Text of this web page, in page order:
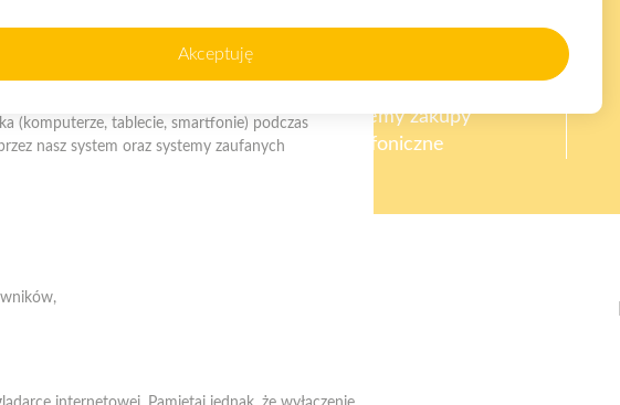
w systemie
ratalnym
Oferujemy zakupy
telefoniczne
Akceptuję
działania strony, poprawy komfortu
(komputerze, tablecie, smartfonie) podczas
nasz system oraz systemy zaufanych